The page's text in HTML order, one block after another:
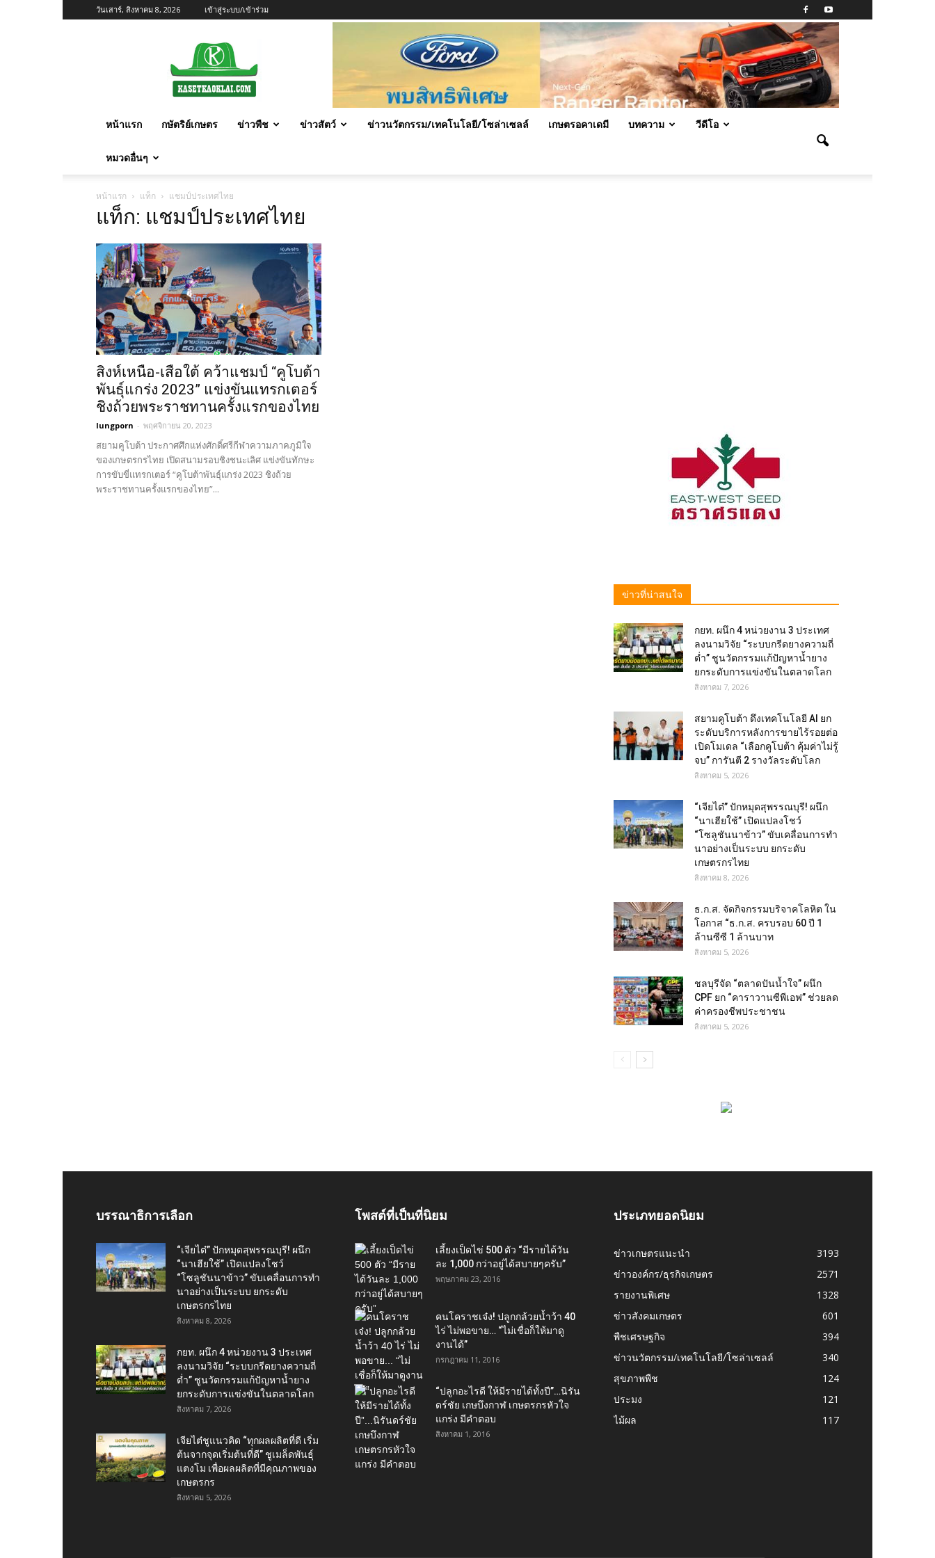
วันเสาร์, สิงหาคม 8, 2026 เข้าสู่ระบบ/เข้าร่วม
หน้าแรก กษัตริย์เกษตร ข่าวพืช ข่าวสัตว์ ข่าวนวัตกรรม/เทคโนโลยี/โซล่าเซลล์ เกษตรอคาเดมี บทความ วีดีโอ
หมวดอื่นๆ
หน้าแรก แท็ก แชมป์ประเทศไทย
แท็ก: แชมป์ประเทศไทย
สิงห์เหนือ-เสือใต้ คว้าแชมป์ “คูโบต้า
พันธุ์แกร่ง 2023” แข่งขันแทรกเตอร์
ชิงถ้วยพระราชทานครั้งแรกของไทย
lungporn - พฤศจิกายน 20, 2023
สยามคูโบต้า ประกาศศึกแห่งศักดิ์ศรีกีฬาความภาคภูมิใจ
ของเกษตรกรไทย เปิดสนามรอบชิงชนะเลิศ แข่งขันทักษะ
การขับขี่แทรกเตอร์ “คูโบต้าพันธุ์แกร่ง 2023 ชิงถ้วย
พระราชทานครั้งแรกของไทย”...
ข่าวที่น่าสนใจ
กยท. ผนึก 4 หน่วยงาน 3 ประเทศ
ลงนามวิจัย “ระบบกรีดยางความถี่
ต่ำ” ชูนวัตกรรมแก้ปัญหาน้ำยาง
ยกระดับการแข่งขันในตลาดโลก
สิงหาคม 7, 2026
สยามคูโบต้า ดึงเทคโนโลยี AI ยก
ระดับบริการหลังการขายไร้รอยต่อ
เปิดโมเดล “เลือกคูโบต้า คุ้มค่าไม่รู้
จบ” การันตี 2 รางวัลระดับโลก
สิงหาคม 5, 2026
“เจียไต๋” ปักหมุดสุพรรณบุรี! ผนึก
“นาเฮียใช้” เปิดแปลงโชว์
“โซลูชันนาข้าว” ขับเคลื่อนการทำ
นาอย่างเป็นระบบ ยกระดับ
เกษตรกรไทย
สิงหาคม 8, 2026
ธ.ก.ส. จัดกิจกรรมบริจาคโลหิต ใน
โอกาส “ธ.ก.ส. ครบรอบ 60 ปี 1
ล้านซีซี 1 ล้านบาท
สิงหาคม 5, 2026
ชลบุรีจัด “ตลาดปันน้ำใจ” ผนึก
CPF ยก “คาราวานซีพีเอฟ” ช่วยลด
ค่าครองชีพประชาชน
สิงหาคม 5, 2026
บรรณาธิการเลือก
“เจียไต๋” ปักหมุดสุพรรณบุรี! ผนึก
“นาเฮียใช้” เปิดแปลงโชว์
“โซลูชันนาข้าว” ขับเคลื่อนการทำ
นาอย่างเป็นระบบ ยกระดับ
เกษตรกรไทย
สิงหาคม 8, 2026
กยท. ผนึก 4 หน่วยงาน 3 ประเทศ
ลงนามวิจัย “ระบบกรีดยางความถี่
ต่ำ” ชูนวัตกรรมแก้ปัญหาน้ำยาง
ยกระดับการแข่งขันในตลาดโลก
สิงหาคม 7, 2026
เจียไต๋ชูแนวคิด “ทุกผลผลิตที่ดี เริ่ม
ต้นจากจุดเริ่มต้นที่ดี” ชูเมล็ดพันธุ์
แตงโม เพื่อผลผลิตที่มีคุณภาพของ
เกษตรกร
สิงหาคม 5, 2026
โพสต์ที่เป็นที่นิยม
เลี้ยงเป็ดไข่ 500 ตัว “มีรายได้วัน
ละ 1,000 กว่าอยู่ได้สบายๆครับ”
พฤษภาคม 23, 2016
คนโคราชเจ๋ง! ปลูกกล้วยน้ำว้า 40
ไร่ ไม่พอขาย… “ไม่เชื่อก็ให้มาดู
งานได้”‬
กรกฎาคม 11, 2016
“ปลูกอะไรดี ให้มีรายได้ทั้งปี”…นิรัน
ดร์ชัย เกษบึงกาฬ เกษตรกรหัวใจ
แกร่ง มีคำตอบ
สิงหาคม 1, 2016
ประเภทยอดนิยม
ข่าวเกษตรแนะนำ
3193
ข่าวองค์กร/ธุรกิจเกษตร
2571
รายงานพิเศษ
1328
ข่าวสังคมเกษตร
601
พืชเศรษฐกิจ
394
ข่าวนวัตกรรม/เทคโนโลยี/โซล่าเซลล์
340
สุขภาพพืช
124
ประมง
121
ไม้ผล
117